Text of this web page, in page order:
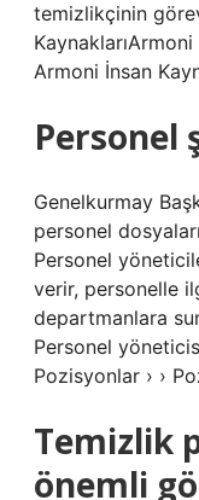
temizlikçinin
Armoni İnsan
Personel
Genelkurmay
personel
Personel
verir, personelle
departmanlara
Personel
Pozisyonlar › ›
Temizlik
önemli